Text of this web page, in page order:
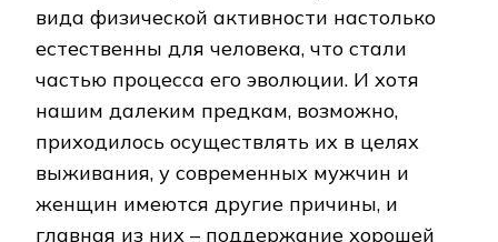
вида физической активности настолько
естественны для человека, что стали
частью процесса его эволюции. И хотя
нашим далеким предкам, возможно,
приходилось осуществлять их в целях
выживания, у современных мужчин и
женщин имеются другие причины, и
главная из них – поддержание хорошей